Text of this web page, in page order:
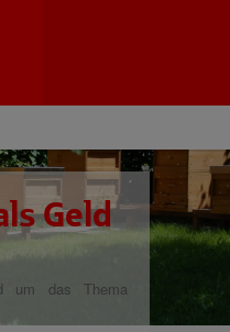
Geld
um das Thema